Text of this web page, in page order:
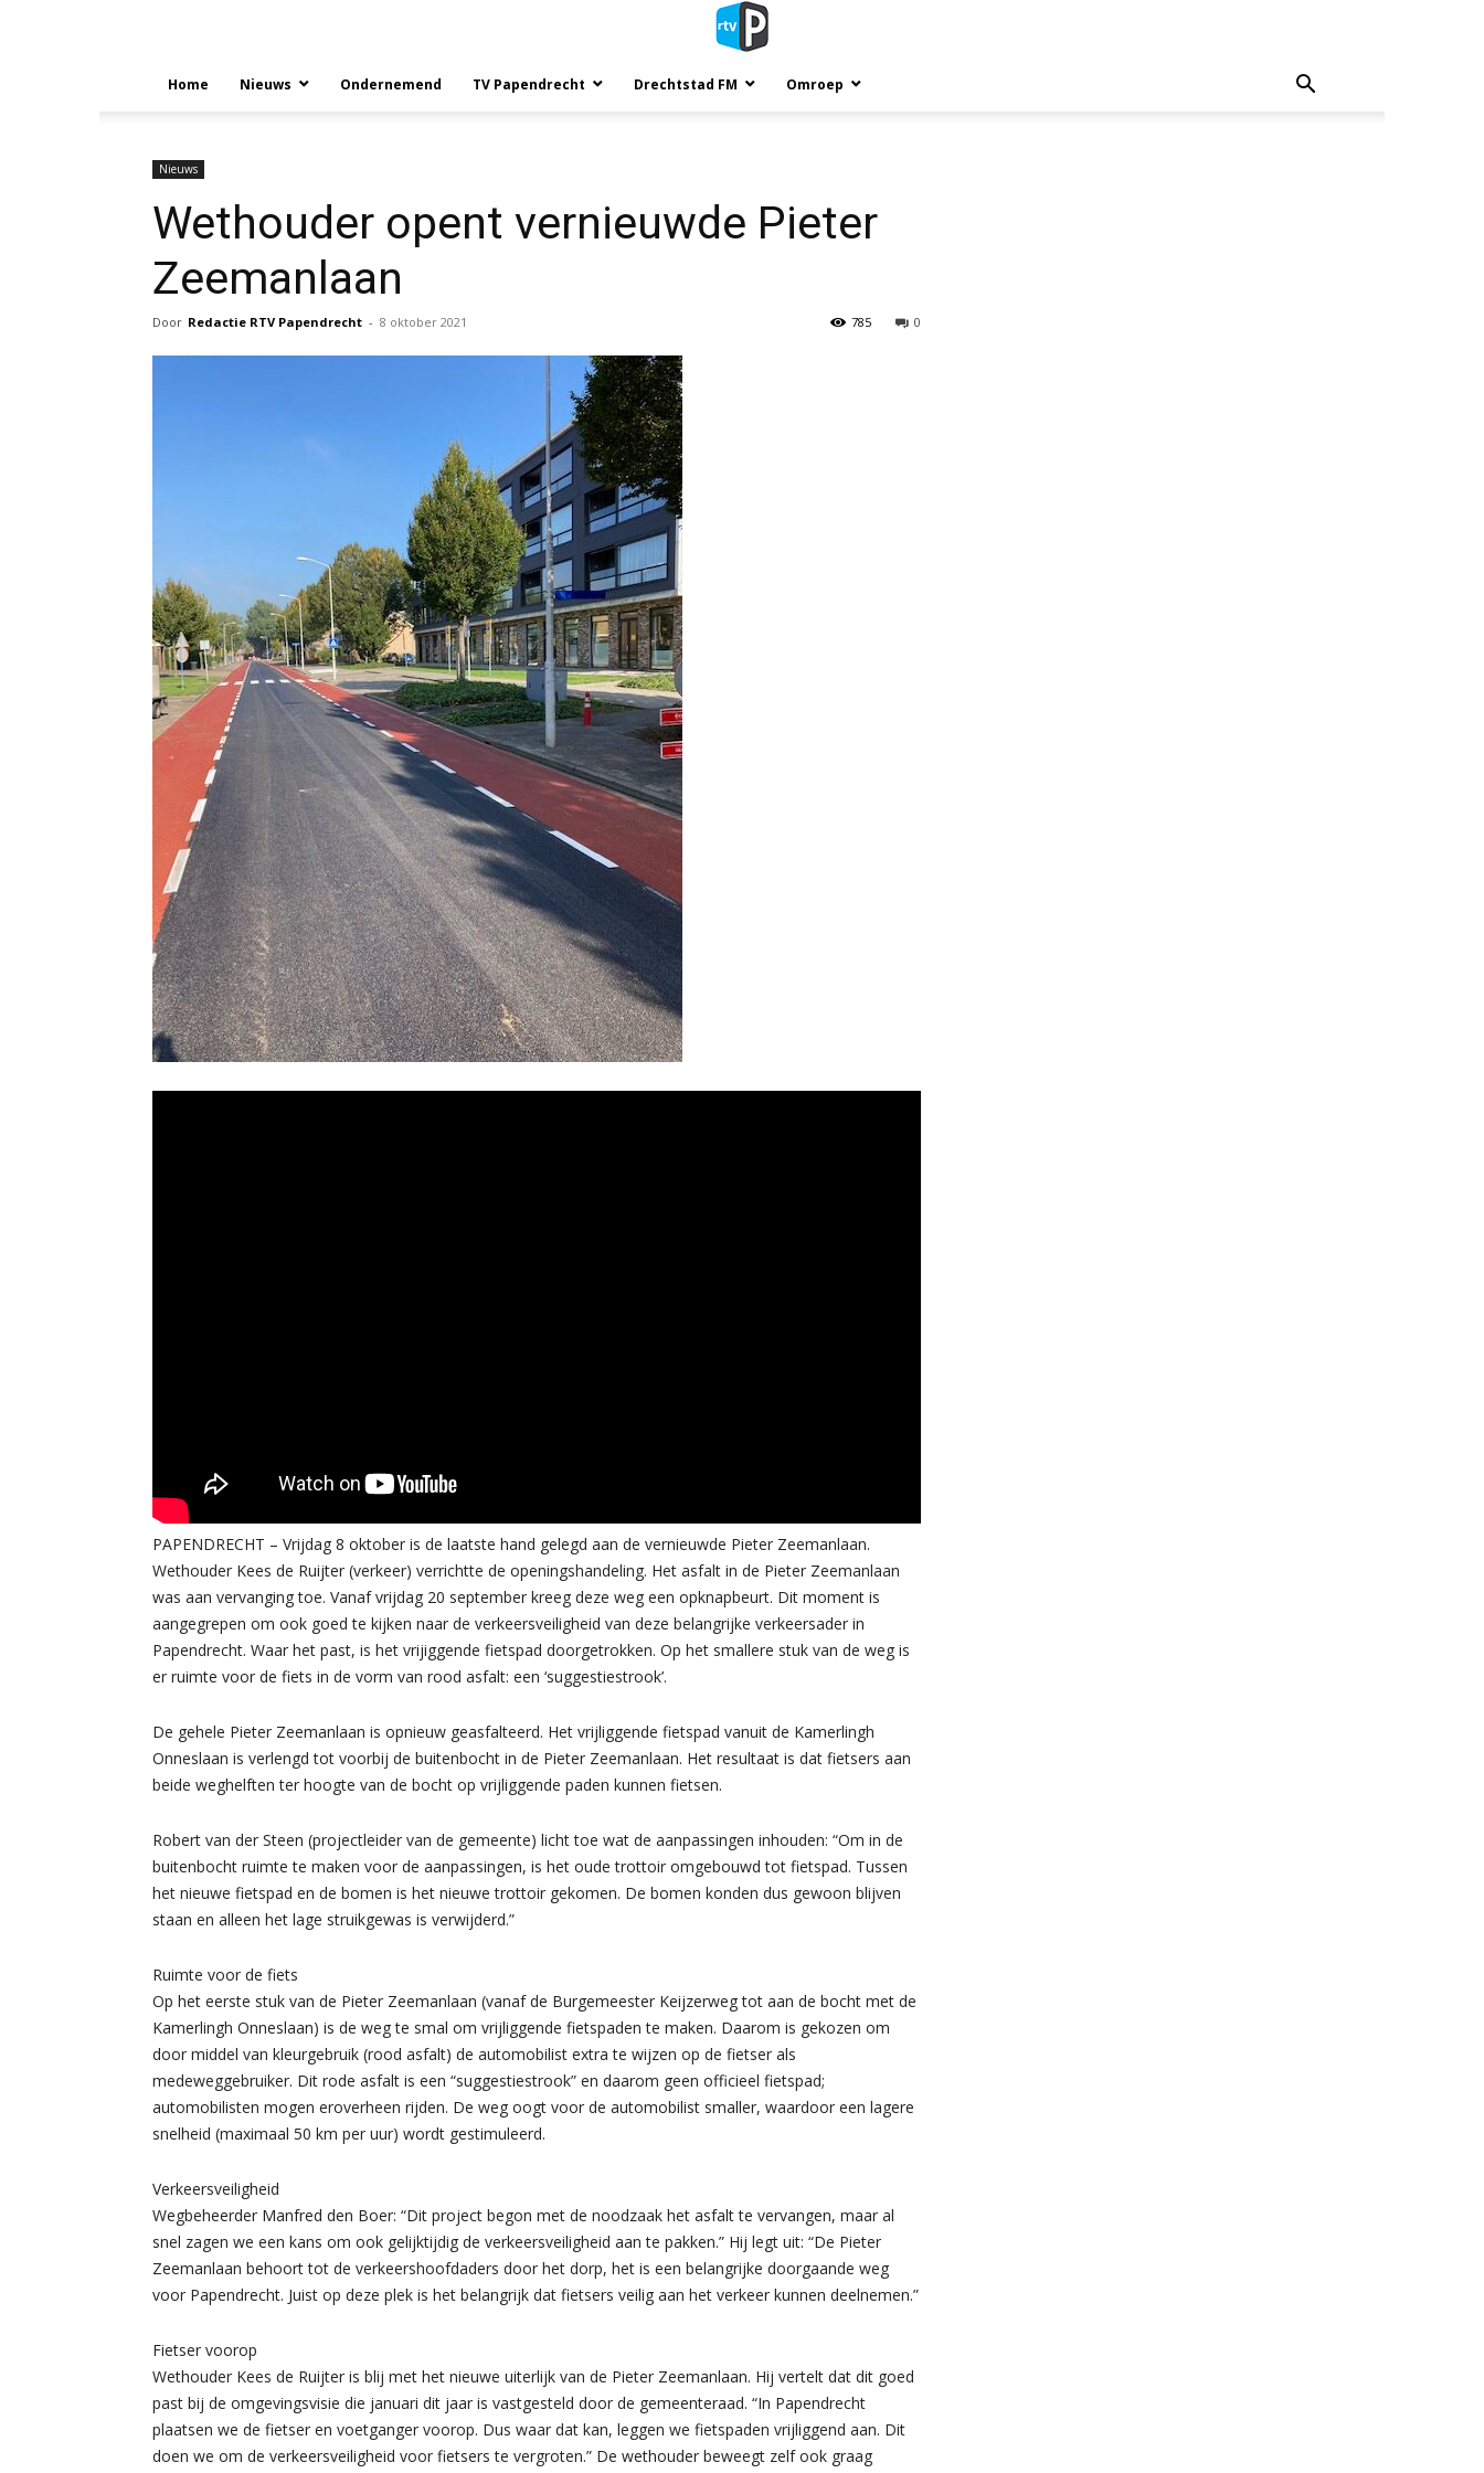
Home Nieuws Ondernemend TV Papendrecht Drechtstad FM Omroep
Nieuws
Wethouder opent vernieuwde Pieter
Zeemanlaan
Door Redactie RTV Papendrecht - 8 oktober 2021 0
785
PAPENDRECHT – Vrijdag 8 oktober is de laatste hand gelegd aan de vernieuwde Pieter Zeemanlaan.
Wethouder Kees de Ruijter (verkeer) verrichtte de openingshandeling. Het asfalt in de Pieter Zeemanlaan
was aan vervanging toe. Vanaf vrijdag 20 september kreeg deze weg een opknapbeurt. Dit moment is
aangegrepen om ook goed te kijken naar de verkeersveiligheid van deze belangrijke verkeersader in
Papendrecht. Waar het past, is het vrijiggende fietspad doorgetrokken. Op het smallere stuk van de weg is
er ruimte voor de fiets in de vorm van rood asfalt: een ‘suggestiestrook’.
De gehele Pieter Zeemanlaan is opnieuw geasfalteerd. Het vrijliggende fietspad vanuit de Kamerlingh
Onneslaan is verlengd tot voorbij de buitenbocht in de Pieter Zeemanlaan. Het resultaat is dat fietsers aan
beide weghelften ter hoogte van de bocht op vrijliggende paden kunnen fietsen.
Robert van der Steen (projectleider van de gemeente) licht toe wat de aanpassingen inhouden: “Om in de
buitenbocht ruimte te maken voor de aanpassingen, is het oude trottoir omgebouwd tot fietspad. Tussen
het nieuwe fietspad en de bomen is het nieuwe trottoir gekomen. De bomen konden dus gewoon blijven
staan en alleen het lage struikgewas is verwijderd.”
Ruimte voor de fiets
Op het eerste stuk van de Pieter Zeemanlaan (vanaf de Burgemeester Keijzerweg tot aan de bocht met de
Kamerlingh Onneslaan) is de weg te smal om vrijliggende fietspaden te maken. Daarom is gekozen om
door middel van kleurgebruik (rood asfalt) de automobilist extra te wijzen op de fietser als
medeweggebruiker. Dit rode asfalt is een “suggestiestrook” en daarom geen officieel fietspad;
automobilisten mogen eroverheen rijden. De weg oogt voor de automobilist smaller, waardoor een lagere
snelheid (maximaal 50 km per uur) wordt gestimuleerd.
Verkeersveiligheid
Wegbeheerder Manfred den Boer: “Dit project begon met de noodzaak het asfalt te vervangen, maar al
snel zagen we een kans om ook gelijktijdig de verkeersveiligheid aan te pakken.” Hij legt uit: “De Pieter
Zeemanlaan behoort tot de verkeershoofdaders door het dorp, het is een belangrijke doorgaande weg
voor Papendrecht. Juist op deze plek is het belangrijk dat fietsers veilig aan het verkeer kunnen deelnemen.”
Fietser voorop
Wethouder Kees de Ruijter is blij met het nieuwe uiterlijk van de Pieter Zeemanlaan. Hij vertelt dat dit goed
past bij de omgevingsvisie die januari dit jaar is vastgesteld door de gemeenteraad. “In Papendrecht
plaatsen we de fietser en voetganger voorop. Dus waar dat kan, leggen we fietspaden vrijliggend aan. Dit
doen we om de verkeersveiligheid voor fietsers te vergroten.” De wethouder beweegt zelf ook graag